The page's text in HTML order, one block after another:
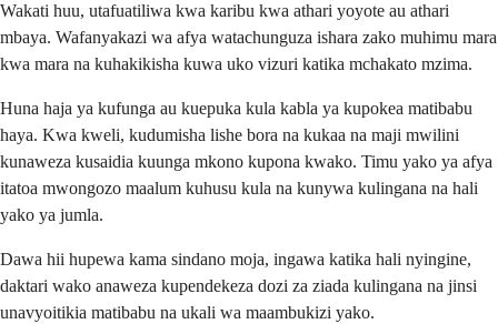
Wakati huu, utafuatiliwa kwa karibu kwa athari yoyote au athari
mbaya. Wafanyakazi wa afya watachunguza ishara zako muhimu mara
kwa mara na kuhakikisha kuwa uko vizuri katika mchakato mzima.
Huna haja ya kufunga au kuepuka kula kabla ya kupokea matibabu
haya. Kwa kweli, kudumisha lishe bora na kukaa na maji mwilini
kunaweza kusaidia kuunga mkono kupona kwako. Timu yako ya afya
itatoa mwongozo maalum kuhusu kula na kunywa kulingana na hali
yako ya jumla.
Dawa hii hupewa kama sindano moja, ingawa katika hali nyingine,
daktari wako anaweza kupendekeza dozi za ziada kulingana na jinsi
unavyoitikia matibabu na ukali wa maambukizi yako.